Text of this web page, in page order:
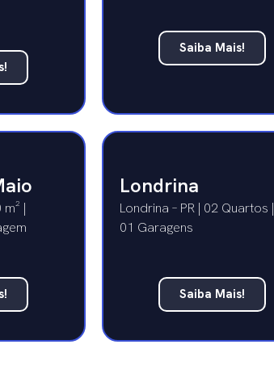
Saiba Mais!
|
Londrina
Londrina – PR | 02 Quartos |
01 Garagens
Saiba Mais!